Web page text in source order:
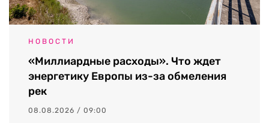
НОВОСТИ
«Миллиардные расходы». Что ждет
энергетику Европы из-за обмеления
рек
08.08.2026 / 09:00